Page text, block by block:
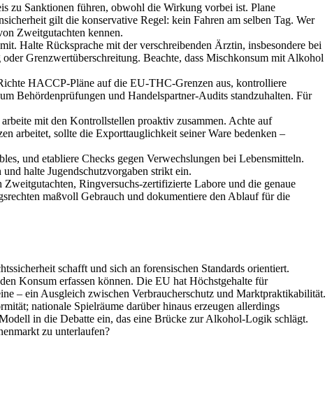
zu Sanktionen führen, obwohl die Wirkung vorbei ist. Plane
gilt die konservative Regel: kein Fahren am selben Tag. Wer
Zweitgutachten kennen.
Halte Rücksprache mit der verschreibenden Ärztin, insbesondere bei
Grenzwertüberschreitung. Beachte, dass Mischkonsum mit Alkohol
HACCP‑Pläne auf die EU‑THC‑Grenzen aus, kontrolliere
Behördenprüfungen und Handelspartner‑Audits standzuhalten. Für
mit den Kontrollstellen proaktiv zusammen. Achte auf
arbeitet, sollte die Exporttauglichkeit seiner Ware bedenken –
und etabliere Checks gegen Verwechslungen bei Lebensmitteln.
halte Jugendschutzvorgaben strikt ein.
Ringversuchs‑zertifizierte Labore und die genaue
maßvoll Gebrauch und dokumentiere den Ablauf für die
schafft und sich an forensischen Standards orientiert.
Konsum erfassen können. Die EU hat Höchstgehalte für
– ein Ausgleich zwischen Verbraucherschutz und Marktpraktikabilität.
nationale Spielräume darüber hinaus erzeugen allerdings
in die Debatte ein, das eine Brücke zur Alkohol‑Logik schlägt.
zu unterlaufen?